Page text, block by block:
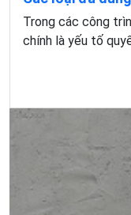
Trong các công
chính là yếu tố